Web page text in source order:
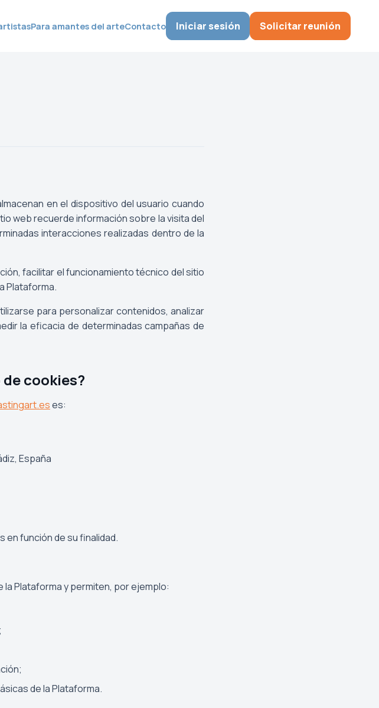
Para amantes del arteContacto Iniciar sesión Solicitar reunión
en el dispositivo del usuario cuando
web recuerde información sobre la visita del
interacciones realizadas dentro de la
facilitar el funcionamiento técnico del sitio
Plataforma.
para personalizar contenidos, analizar
la eficacia de determinadas campañas de
cookies?
es:
España
función de su finalidad.
Plataforma y permiten, por ejemplo:
de la Plataforma.